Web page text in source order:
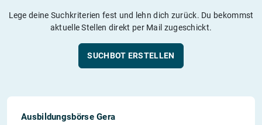
Lege deine Suchkriterien fest und lehn dich zurück. Du bekommst
aktuelle Stellen direkt per Mail zugeschickt.
SUCHBOT ERSTELLEN
Ausbildungsbörse Gera